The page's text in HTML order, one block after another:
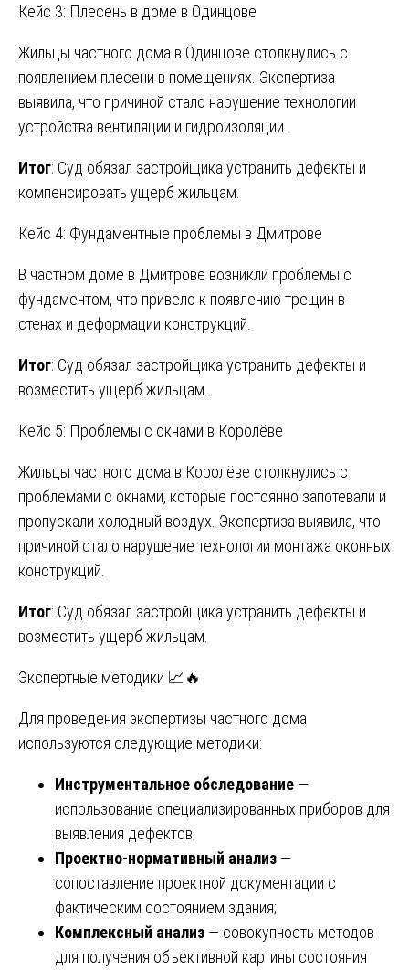
Кейс 3: Плесень в доме в Одинцове
Жильцы частного дома в Одинцове столкнулись с
появлением плесени в помещениях. Экспертиза
выявила, что причиной стало нарушение технологии
устройства вентиляции и гидроизоляции.
Итог: Суд обязал застройщика устранить дефекты и
компенсировать ущерб жильцам.
Кейс 4: Фундаментные проблемы в Дмитрове
В частном доме в Дмитрове возникли проблемы с
фундаментом, что привело к появлению трещин в
стенах и деформации конструкций.
Итог: Суд обязал застройщика устранить дефекты и
возместить ущерб жильцам.
Кейс 5: Проблемы с окнами в Королёве
Жильцы частного дома в Королёве столкнулись с
проблемами с окнами, которые постоянно запотевали и
пропускали холодный воздух. Экспертиза выявила, что
причиной стало нарушение технологии монтажа оконных
конструкций.
Итог: Суд обязал застройщика устранить дефекты и
возместить ущерб жильцам.
Экспертные методики 📈🔥
Для проведения экспертизы частного дома
используются следующие методики:
Инструментальное обследование —
использование специализированных приборов для
выявления дефектов;
Проектно-нормативный анализ —
сопоставление проектной документации с
фактическим состоянием здания;
Комплексный анализ — совокупность методов
для получения объективной картины состояния